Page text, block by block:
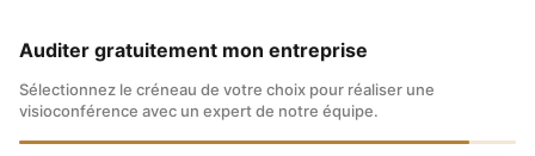
Auditer gratuitement mon entreprise
Sélectionnez le créneau de votre choix pour réaliser une
visioconférence avec un expert de notre équipe.